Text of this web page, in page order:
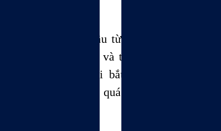
Như vậy, bắt đầu từ học đến tu, rồi
từ tu qua hành, và từ hành tiếp tục
tu, rồi từ tu lại bắt đầu học. Qúa
trình này gọi là quá trình tu học và